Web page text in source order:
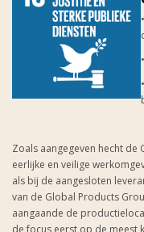
Zoals aangegeven hecht de
eerlijke en veilige
als bij de aangesloten
van de Global Products
aangaande de
de focus eerst op de meest